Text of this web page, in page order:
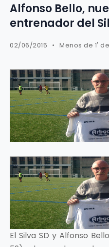
Alfonso Bello,
entrenador del
02/06/2015 Menos de 1'
El Silva SD y Alfonso